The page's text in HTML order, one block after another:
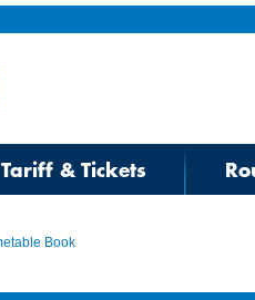
Tariff & Tickets
Book